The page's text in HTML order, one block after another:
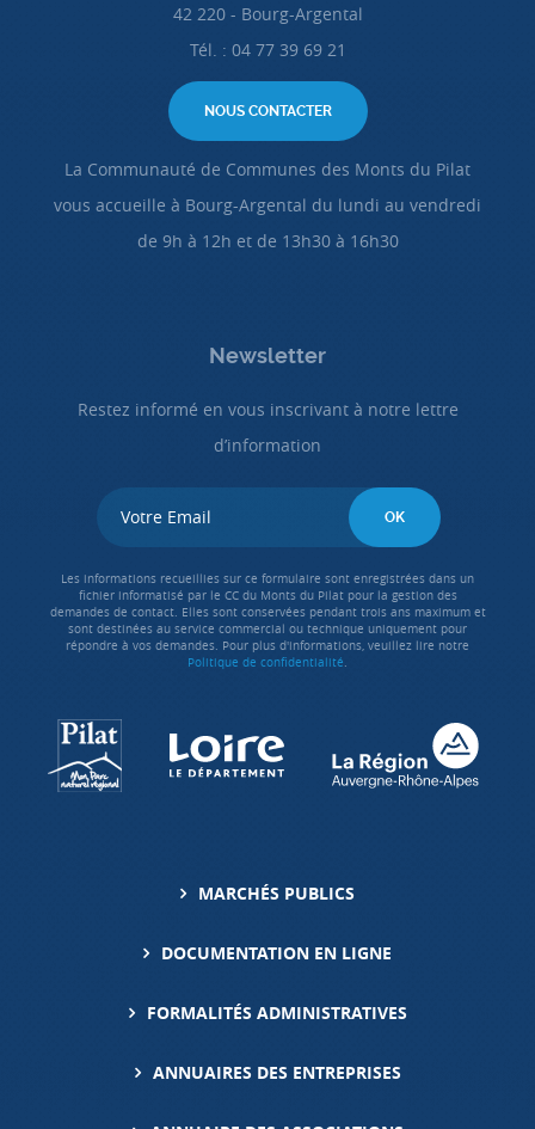
42 220 - Bourg-Argental
Tél. : 04 77 39 69 21
NOUS CONTACTER
La Communauté de Communes des Monts du Pilat
vous accueille à Bourg-Argental du lundi au vendredi
de 9h à 12h et de 13h30 à 16h30
Newsletter
Restez informé en vous inscrivant à notre lettre
d’information
Les informations recueillies sur ce formulaire sont enregistrées dans un
fichier informatisé par le CC du Monts du Pilat pour la gestion des
demandes de contact. Elles sont conservées pendant trois ans maximum et
sont destinées au service commercial ou technique uniquement pour
répondre à vos demandes. Pour plus d'informations, veuillez lire notre
Politique de confidentialité.
MARCHÉS PUBLICS
DOCUMENTATION EN LIGNE
FORMALITÉS ADMINISTRATIVES
ANNUAIRES DES ENTREPRISES